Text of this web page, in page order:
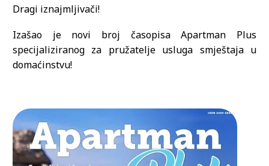
Dragi iznajmljivači!
Izašao je novi broj časopisa Apartman Plus
specijaliziranog za pružatelje usluga smještaja u
domaćinstvu!